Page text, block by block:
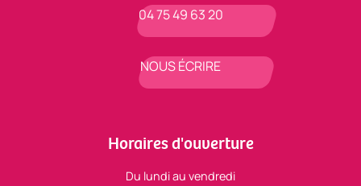
04 75 49 63 20
NOUS ÉCRIRE
Horaires d'ouverture
Du lundi au vendredi